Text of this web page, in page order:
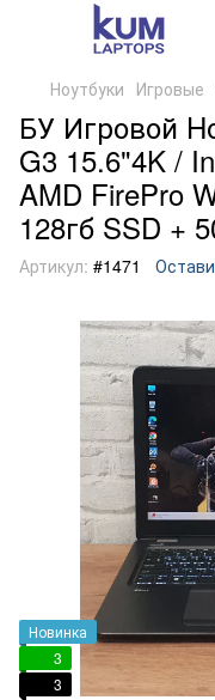
Ноутбуки Игровые
БУ Игровой
G3 15.6"4K /
AMD FirePro
128гб SSD +
Артикул: #1471
Новинка
3
3